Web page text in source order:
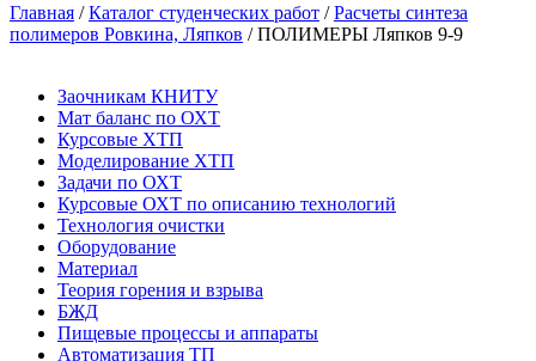
Главная /Каталог студенческих работ /Расчеты синтеза
полимеров Ровкина, Ляпков / ПОЛИМЕРЫ Ляпков 9-9
Заочникам КНИТУ
Мат баланс по ОХТ
Курсовые ХТП
Моделирование ХТП
Задачи по ОХТ
Курсовые ОХТ по описанию технологий
Технология очистки
Оборудование
Материал
Теория горения и взрыва
БЖД
Пищевые процессы и аппараты
Автоматизация ТП